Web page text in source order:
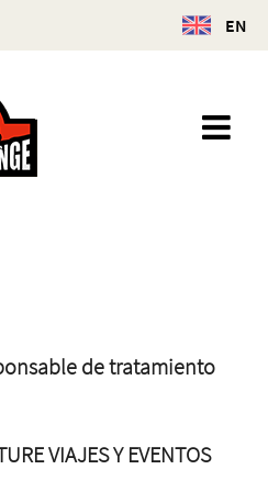
EN
de tratamiento
VIAJES Y EVENTOS